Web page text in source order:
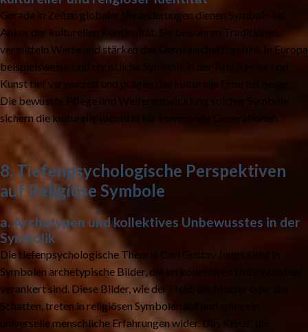
Gerade in Zeiten globaler Veränderungen dienen Symbole als
Anker der kulturellen Kontinuität. Sie bewahren Traditionen,
vermitteln Werte und stärken das Gemeinschaftsgefühl. In Europa
beispielsweise sind christliche Symbole in der Architektur und
Kunst tief verwurzelt und prägen das kulturelle Erbe bis heute.
Die bewusste Pflege und Weiterentwicklung solcher Symbole
sichern die kulturelle Identität für kommende Generationen.
8. Tiefenpsychologische Perspektiven
auf Religiöse Symbole
a. Archetypen und kollektives Unbewusstes in der
Symbolik
Die tiefenpsychologische Theorie Carl Gustav Jungs sieht in
Symbolen archetypische Bilder, die im kollektiven Unbewussten
verankert sind. Diese Bilder, wie der Held, die Mutter oder der
Schatten, treten in religiösen Symbolen auf und spiegeln
universelle menschliche Erfahrungen wider. Das Kreuz, die